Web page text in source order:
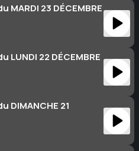
MARDI 23 DÉCEMBRE
LUNDI 22 DÉCEMBRE
DIMANCHE 21